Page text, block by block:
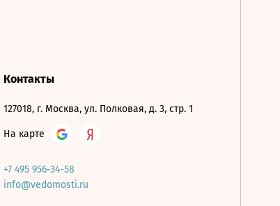
Контакты
127018, г. Москва, ул. Полковая, д. 3, стр. 1
На карте
+7 495 956-34-58
info@vedomosti.ru